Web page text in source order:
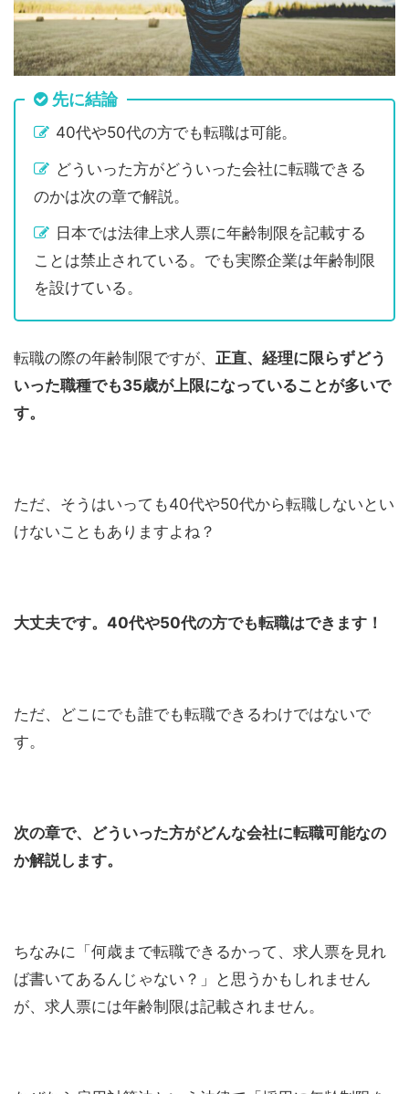
先に結論
40代や50代の方でも転職は可能。
どういった方がどういった会社に転職できる
のかは次の章で解説。
日本では法律上求人票に年齢制限を記載する
ことは禁止されている。でも実際企業は年齢制限
を設けている。
転職の際の年齢制限ですが、 正直、経理に限らずどう
いった職種でも35歳が上限になっていることが多いで
す。
ただ、そうはいっても40代や50代から転職しないとい
けないこともありますよね？
大丈夫です。40代や50代の方でも転職はできます！
ただ、どこにでも誰でも転職できるわけではないで
す。
次の章で、どういった方がどんな会社に転職可能なの
か解説します。
ちなみに「何歳まで転職できるかって、求人票を見れ
ば書いてあるんじゃない？」と思うかもしれません
が、求人票には年齢制限は記載されません。